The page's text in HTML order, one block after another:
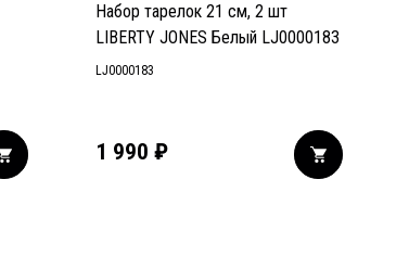
Набор тарелок 21 см, 2 шт
LIBERTY JONES Белый LJ0000183
LJ0000183
1 990 ₽